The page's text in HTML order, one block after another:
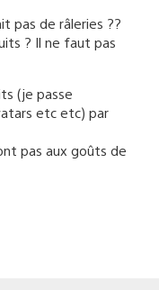
pas de râleries ??
? Il ne faut pas
(je passe
etc etc) par
pas aux goûts de